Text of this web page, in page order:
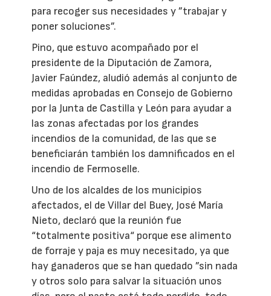
para recoger sus necesidades y ”trabajar y
poner soluciones”.
Pino, que estuvo acompañado por el
presidente de la Diputación de Zamora,
Javier Faúndez, aludió además al conjunto de
medidas aprobadas en Consejo de Gobierno
por la Junta de Castilla y León para ayudar a
las zonas afectadas por los grandes
incendios de la comunidad, de las que se
beneficiarán también los damnificados en el
incendio de Fermoselle.
Uno de los alcaldes de los municipios
afectados, el de Villar del Buey, José María
Nieto, declaró que la reunión fue
“totalmente positiva“ porque ese alimento
de forraje y paja es muy necesitado, ya que
hay ganaderos que se han quedado ”sin nada
y otros solo para salvar la situación unos